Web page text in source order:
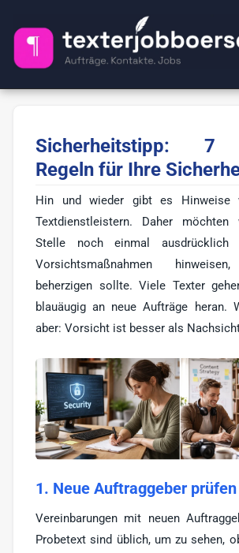
Kategorien
Alle Jobs
Lektorat
Premium
Ghostwriter
KI-Sachen
Werbe-Texter
Print-Texter
Sonstige
Über uns
Impressum
Sicherheitstipp: 7
Regeln für Ihre
Hin und wieder gibt es Hinweise
Textdienstleistern. Daher
Stelle noch einmal
Vorsichtsmaßnahmen
beherzigen sollte. Viele Texter
blauäugig an neue Aufträge heran.
aber: Vorsicht ist besser als
1. Neue Auftraggeber prüfen
Vereinbarungen mit neuen
Probetext sind üblich, um zu sehen,